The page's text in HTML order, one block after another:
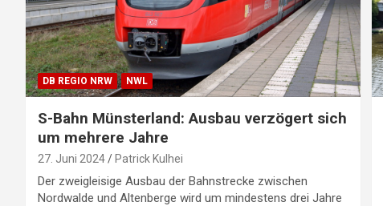
DB REGIO NRW NWL
S-Bahn Münsterland: Ausbau verzögert sich
um mehrere Jahre
27. Juni 2024 Patrick Kulhei
Der zweigleisige Ausbau der Bahnstrecke zwischen
Nordwalde und Altenberge wird um mindestens drei Jahre